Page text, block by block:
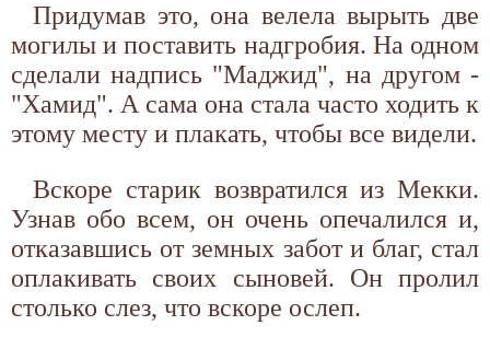
Придумав это, она велела вырыть две
могилы и поставить надгробия. На одном
сделали надпись "Маджид", на другом -
"Хамид". А сама она стала часто ходить к
этому месту и плакать, чтобы все видели.
Вскоре старик возвратился из Мекки.
Узнав обо всем, он очень опечалился и,
отказавшись от земных забот и благ, стал
оплакивать своих сыновей. Он пролил
столько слез, что вскоре ослеп.